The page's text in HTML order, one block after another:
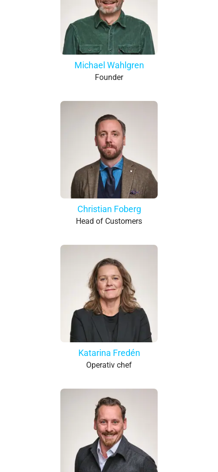
Michael Wahlgren
Founder
Christian Foberg
Head of Customers
Katarina Fredén
Operativ chef